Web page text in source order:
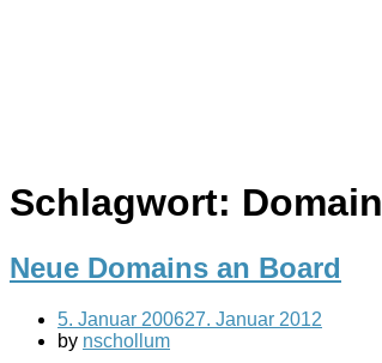
Schlagwort: Domain
Neue Domains an Board
5. Januar 200627. Januar 2012
by nschollum